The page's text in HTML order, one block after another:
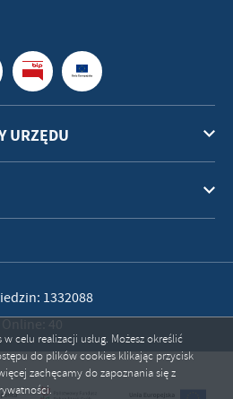
URZĘDU
1332088
celu realizacji usług. Możesz określić
do plików cookies klikając przycisk
zachęcamy do zapoznania się z
WYBRANE